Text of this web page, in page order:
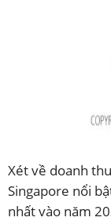
Xét về doanh
Singapore nổi
nhất vào năm